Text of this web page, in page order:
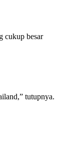
cukup besar
tutupnya.